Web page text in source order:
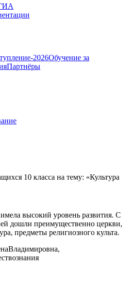
2026Обучение за
Партнёры
10 класса на тему: «Культура
высокий уровень развития. С
дошли преимущественно церкви,
предметы религиозного культа.
Владимировна,